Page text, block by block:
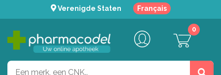
Verenigde Staten Français
0